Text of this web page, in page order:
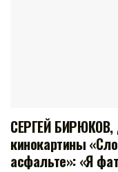
СЕРГЕЙ БИРЮКОВ,
кинокартины
асфальте»: «Я